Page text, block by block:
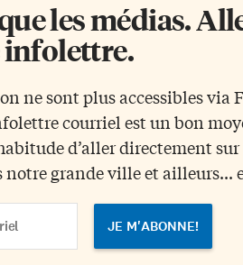
les médias.
infolettre.
ne sont plus accessibles via
courriel est un bon
d’aller directement
notre grande ville et ailleurs...